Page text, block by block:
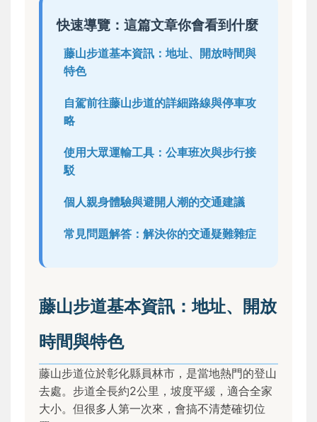
快速導覽：這篇文章你會看到什麼
藤山步道基本資訊：地址、開放時間與
特色
自駕前往藤山步道的詳細路線與停車攻
略
使用大眾運輸工具：公車班次與步行接
駁
個人親身體驗與避開人潮的交通建議
常見問題解答：解決你的交通疑難雜症
藤山步道基本資訊：地址、開放
時間與特色
藤山步道位於彰化縣員林市，是當地熱門的登山
去處。步道全長約2公里，坡度平緩，適合全家
大小。但很多人第一次來，會搞不清楚確切位